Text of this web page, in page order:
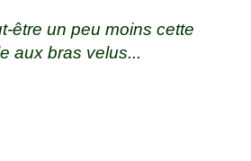
être un peu moins cette
aux bras velus...